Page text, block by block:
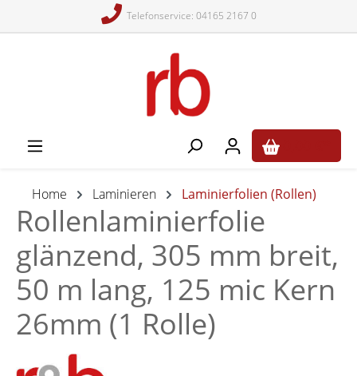
Telefonservice: 04165 2167 0
Home Laminieren Laminierfolien (Rollen)
Rollenlaminierfolie
glänzend, 305 mm breit,
50 m lang, 125 mic Kern
26mm (1 Rolle)